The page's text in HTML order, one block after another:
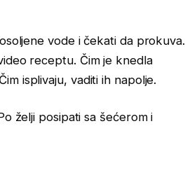
vode i čekati da prokuva.
receptu. Čim je knedla
isplivaju, vaditi ih napolje.
želji posipati sa šećerom i